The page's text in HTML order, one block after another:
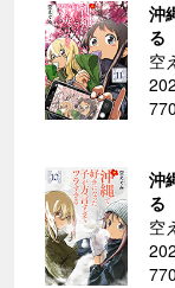
沖
る
空
沖
る
空